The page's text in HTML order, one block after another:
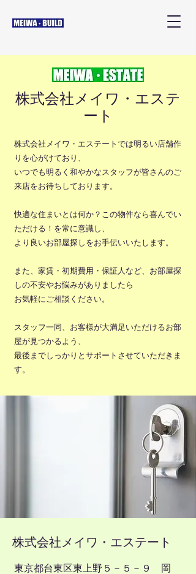
株式会社メイワ・エステ
ート
株式会社メイワ・エステートでは明るい店舗作
りを心がけており、
いつでも明るく和やかなスタッフが皆さんのご
来店をお待ちしております。
快適な住まいとは何か？この物件なら喜んでい
ただける！を常に意識し、
より良いお部屋探しをお手伝いいたします。
また、家賃・初期費用・保証人など、お部屋探
しの不安やお悩みがありましたら
お気軽にご相談ください。
スタッフ一同、お客様が大満足いただけるお部
屋が見つかるよう、
最後までしっかりとサポートさせていただきま
す。
株式会社メイワ・エステート
東京都台東区東上野５－５－９ 岡